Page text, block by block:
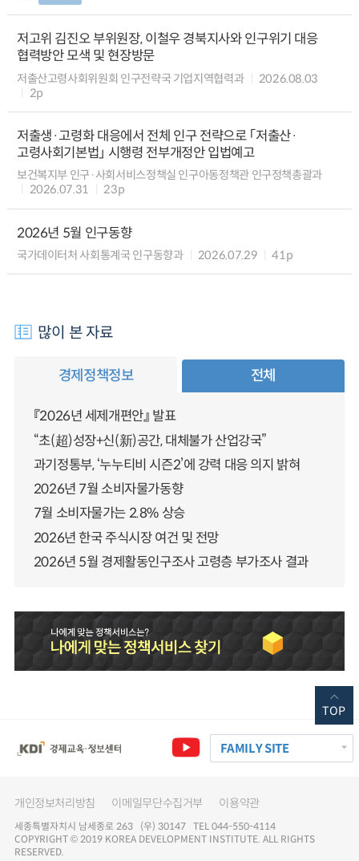
저고위 김진오 부위원장, 이철우 경북지사와 인구위기 대응
협력방안 모색 및 현장방문
저출산고령사회위원회 인구전략국 기업지역협력과
2026.08.03
2p
저출생·고령화 대응에서 전체 인구 전략으로 「저출산·
고령사회기본법」 시행령 전부개정안 입법예고
보건복지부 인구·사회서비스정책실 인구아동정책관 인구정책총괄과
2026.07.31
23p
2026년 5월 인구동향
국가데이터처 사회통계국 인구동향과 2026.07.29 41p
많이 본 자료
경제정책정보 전체
『2026년 세제개편안』 발표
“초(超)성장+신(新)공간, 대체불가 산업강국”
과기정통부, ‘누누티비 시즌2’에 강력 대응 의지 밝혀
2026년 7월 소비자물가동향
7월 소비자물가는 2.8% 상승
2026년 한국 주식시장 여건 및 전망
2026년 5월 경제활동인구조사 고령층 부가조사 결과
FAMILY SITE
개인정보처리방침 이메일무단수집거부 이용약관
세종특별자치시 남세종로 263 (우) 30147 TEL 044-550-4114
COPYRIGHT © 2019 KOREA DEVELOPMENT INSTITUTE. ALL RIGHTS
RESERVED.
TOP